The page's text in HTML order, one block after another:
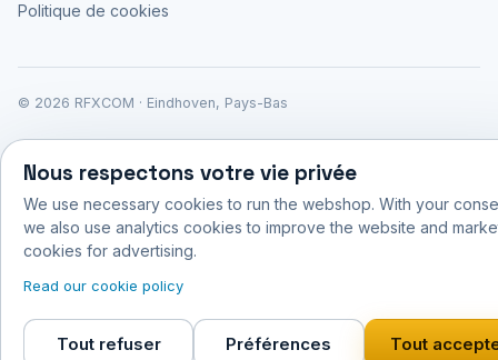
Politique de cookies
© 2026 RFXCOM · Eindhoven, Pays-Bas
Nous respectons votre vie privée
We use necessary cookies to run the webshop. With your
we also use analytics cookies to improve the website and
cookies for advertising.
Read our cookie policy
Tout refuser Préférences Tout